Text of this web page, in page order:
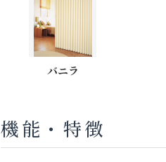
バニラ
機能・特徴